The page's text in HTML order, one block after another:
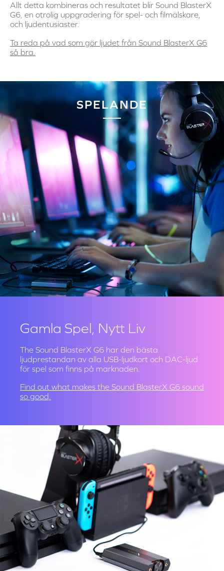
Allt detta kombineras och resultatet blir Sound BlasterX
G6, en otrolig uppgradering för spel- och filmälskare,
och ljudentusiaster.
Ta reda på vad som gör ljudet från Sound BlasterX G6
så bra.
SPELANDE
Gamla Spel, Nytt Liv
The Sound BlasterX G6 har den bästa
ljudprestandan av alla USB-ljudkort och DAC-ljud
för spel som finns på marknaden.
Find out what makes the Sound BlasterX G6 sound
so good.